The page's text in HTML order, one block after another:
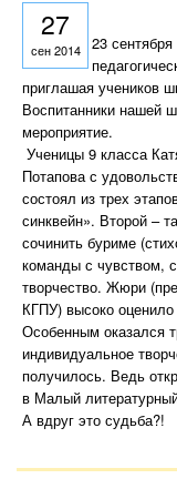
27
сен 2014
23
приглашая учеников
Воспитанники нашей
мероприятие.
Ученицы 9 класса
Потапова с
состоял из трех
синквейн». Второй –
сочинить буриме
команды с чувством,
творчество. Жюри
КГПУ) высоко оценило
Особенным оказался
индивидуальное
получилось. Ведь
в Малый
А вдруг это судьба?!